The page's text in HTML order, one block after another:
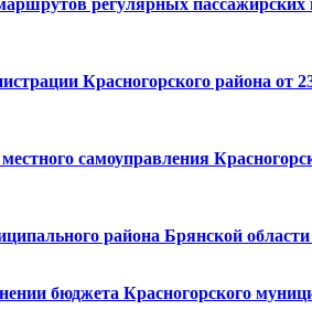
Красногорского района от
самоуправления
района Брянской области
бюджета Красногорского